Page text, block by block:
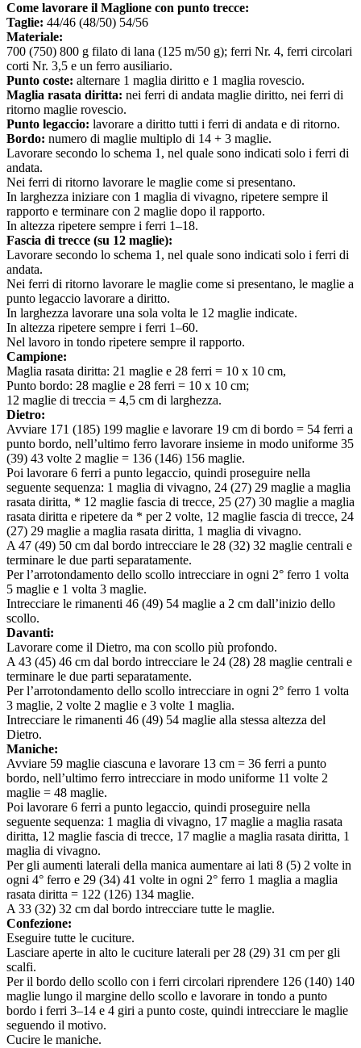
Come lavorare il Maglione con punto trecce:
Taglie: 44/46 (48/50) 54/56
Materiale:
700 (750) 800 g filato di lana (125 m/50 g); ferri Nr. 4, ferri circolari
corti Nr. 3,5 e un ferro ausiliario.
Punto coste: alternare 1 maglia diritto e 1 maglia rovescio.
Maglia rasata diritta: nei ferri di andata maglie diritto, nei ferri di
ritorno maglie rovescio.
Punto legaccio: lavorare a diritto tutti i ferri di andata e di ritorno.
Bordo: numero di maglie multiplo di 14 + 3 maglie.
Lavorare secondo lo schema 1, nel quale sono indicati solo i ferri di
andata.
Nei ferri di ritorno lavorare le maglie come si presentano.
In larghezza iniziare con 1 maglia di vivagno, ripetere sempre il
rapporto e terminare con 2 maglie dopo il rapporto.
In altezza ripetere sempre i ferri 1–18.
Fascia di trecce (su 12 maglie):
Lavorare secondo lo schema 1, nel quale sono indicati solo i ferri di
andata.
Nei ferri di ritorno lavorare le maglie come si presentano, le maglie a
punto legaccio lavorare a diritto.
In larghezza lavorare una sola volta le 12 maglie indicate.
In altezza ripetere sempre i ferri 1–60.
Nel lavoro in tondo ripetere sempre il rapporto.
Campione:
Maglia rasata diritta: 21 maglie e 28 ferri = 10 x 10 cm,
Punto bordo: 28 maglie e 28 ferri = 10 x 10 cm;
12 maglie di treccia = 4,5 cm di larghezza.
Dietro:
Avviare 171 (185) 199 maglie e lavorare 19 cm di bordo = 54 ferri a
punto bordo, nell’ultimo ferro lavorare insieme in modo uniforme 35
(39) 43 volte 2 maglie = 136 (146) 156 maglie.
Poi lavorare 6 ferri a punto legaccio, quindi proseguire nella
seguente sequenza: 1 maglia di vivagno, 24 (27) 29 maglie a maglia
rasata diritta, * 12 maglie fascia di trecce, 25 (27) 30 maglie a maglia
rasata diritta e ripetere da * per 2 volte, 12 maglie fascia di trecce, 24
(27) 29 maglie a maglia rasata diritta, 1 maglia di vivagno.
A 47 (49) 50 cm dal bordo intrecciare le 28 (32) 32 maglie centrali e
terminare le due parti separatamente.
Per l’arrotondamento dello scollo intrecciare in ogni 2° ferro 1 volta
5 maglie e 1 volta 3 maglie.
Intrecciare le rimanenti 46 (49) 54 maglie a 2 cm dall’inizio dello
scollo.
Davanti:
Lavorare come il Dietro, ma con scollo più profondo.
A 43 (45) 46 cm dal bordo intrecciare le 24 (28) 28 maglie centrali e
terminare le due parti separatamente.
Per l’arrotondamento dello scollo intrecciare in ogni 2° ferro 1 volta
3 maglie, 2 volte 2 maglie e 3 volte 1 maglia.
Intrecciare le rimanenti 46 (49) 54 maglie alla stessa altezza del
Dietro.
Maniche:
Avviare 59 maglie ciascuna e lavorare 13 cm = 36 ferri a punto
bordo, nell’ultimo ferro intrecciare in modo uniforme 11 volte 2
maglie = 48 maglie.
Poi lavorare 6 ferri a punto legaccio, quindi proseguire nella
seguente sequenza: 1 maglia di vivagno, 17 maglie a maglia rasata
diritta, 12 maglie fascia di trecce, 17 maglie a maglia rasata diritta, 1
maglia di vivagno.
Per gli aumenti laterali della manica aumentare ai lati 8 (5) 2 volte in
ogni 4° ferro e 29 (34) 41 volte in ogni 2° ferro 1 maglia a maglia
rasata diritta = 122 (126) 134 maglie.
A 33 (32) 32 cm dal bordo intrecciare tutte le maglie.
Confezione:
Eseguire tutte le cuciture.
Lasciare aperte in alto le cuciture laterali per 28 (29) 31 cm per gli
scalfi.
Per il bordo dello scollo con i ferri circolari riprendere 126 (140) 140
maglie lungo il margine dello scollo e lavorare in tondo a punto
bordo i ferri 3–14 e 4 giri a punto coste, quindi intrecciare le maglie
seguendo il motivo.
Cucire le maniche.